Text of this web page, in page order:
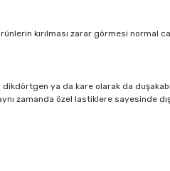
kırılması zarar görmesi normal
ya da kare olarak da
zamanda özel lastiklere sayesinde